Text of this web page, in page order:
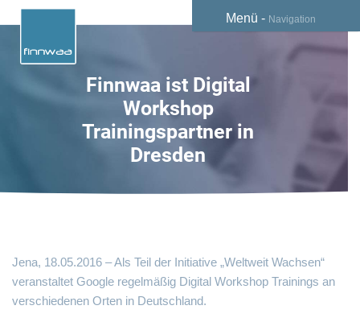
Menü - Navigation
Finnwaa ist Digital
Workshop
Trainingspartner in
Dresden
Jena, 18.05.2016 – Als Teil der Initiative „Weltweit Wachsen“
veranstaltet Google regelmäßig Digital Workshop Trainings an
verschiedenen Orten in Deutschland.